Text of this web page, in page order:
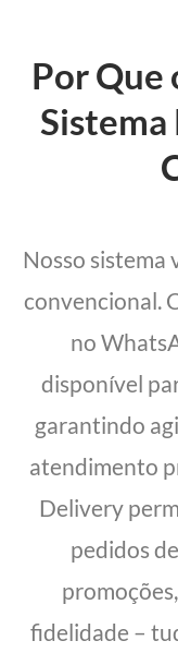
Por Que
Nosso sistema
convencional.
no
disponível
garantindo
atendimento
Delivery
pedidos
fidelidade –